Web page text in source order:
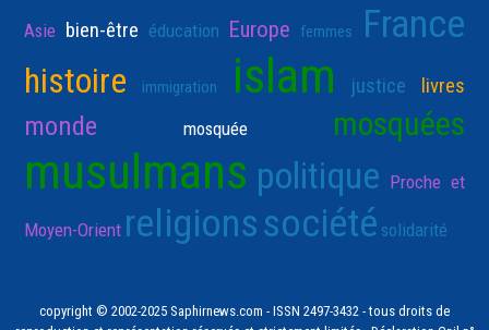
Asie bien-être éducation Europe femmes France
histoire immigration islam justice livres
monde mosquée mosquées
musulmans politique Proche et
Moyen-Orient religionssociété solidarité
copyright © 2002-2025 Saphirnews.com - ISSN 2497-3432 - tous droits de